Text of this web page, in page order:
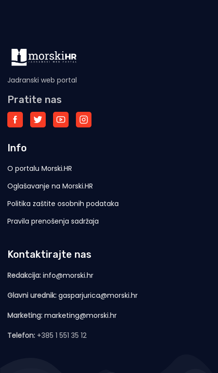
Jadranski web portal
Pratite nas
Info
O portalu Morski.HR
Oglašavanje na Morski.HR
Politika zaštite osobnih podataka
Pravila prenošenja sadržaja
Kontaktirajte nas
Redakcija: info@morski.hr
Glavni urednik: gasparjurica@morski.hr
Marketing: marketing@morski.hr
Telefon: +385 1 551 35 12